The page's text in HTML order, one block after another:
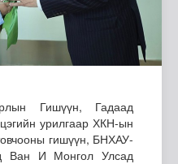
Гишүүн, Гадаад
урилгаар ХКН-ын
гишүүн, БНХАУ-
Ван И Монгол Улсад